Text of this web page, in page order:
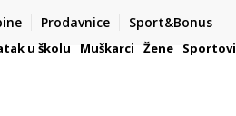
Prodavnice Sport&Bonus
OBAVEŠTENJE ZA POTROŠAČE
u školu
Muškarci Žene Sportovi